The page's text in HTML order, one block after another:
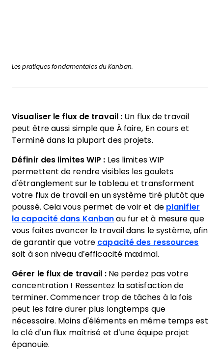
Les pratiques fondamentales du Kanban.
Visualiser le flux de travail : Un flux de travail
peut être aussi simple que À faire, En cours et
Terminé dans la plupart des projets.
Définir des limites WIP : Les limites WIP
permettent de rendre visibles les goulets
d'étranglement sur le tableau et transforment
votre flux de travail en un système tiré plutôt que
poussé. Cela vous permet de voir et de planifier
la capacité dans Kanban au fur et à mesure que
vous faites avancer le travail dans le système, afin
de garantir que votre capacité des ressources
soit à son niveau d’efficacité maximal.
Gérer le flux de travail :Ne perdez pas votre
concentration ! Ressentez la satisfaction de
terminer. Commencer trop de tâches à la fois
peut les faire durer plus longtemps que
nécessaire. Moins d'éléments en même temps est
la clé d’un flux maîtrisé et d’une équipe projet
épanouie.